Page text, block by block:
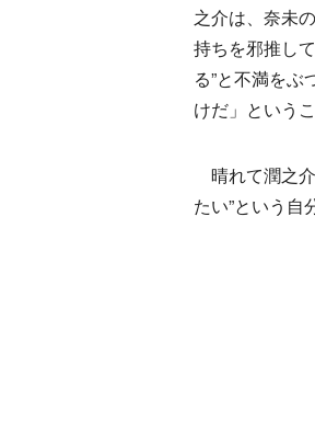
之介は、奈未
持ちを邪推し
る”と不満を
けだ」という
晴れて潤之
たい”という自